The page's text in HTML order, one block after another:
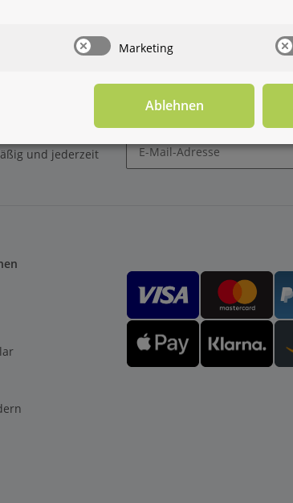
und jederzeit
Marketing
Ablehnen